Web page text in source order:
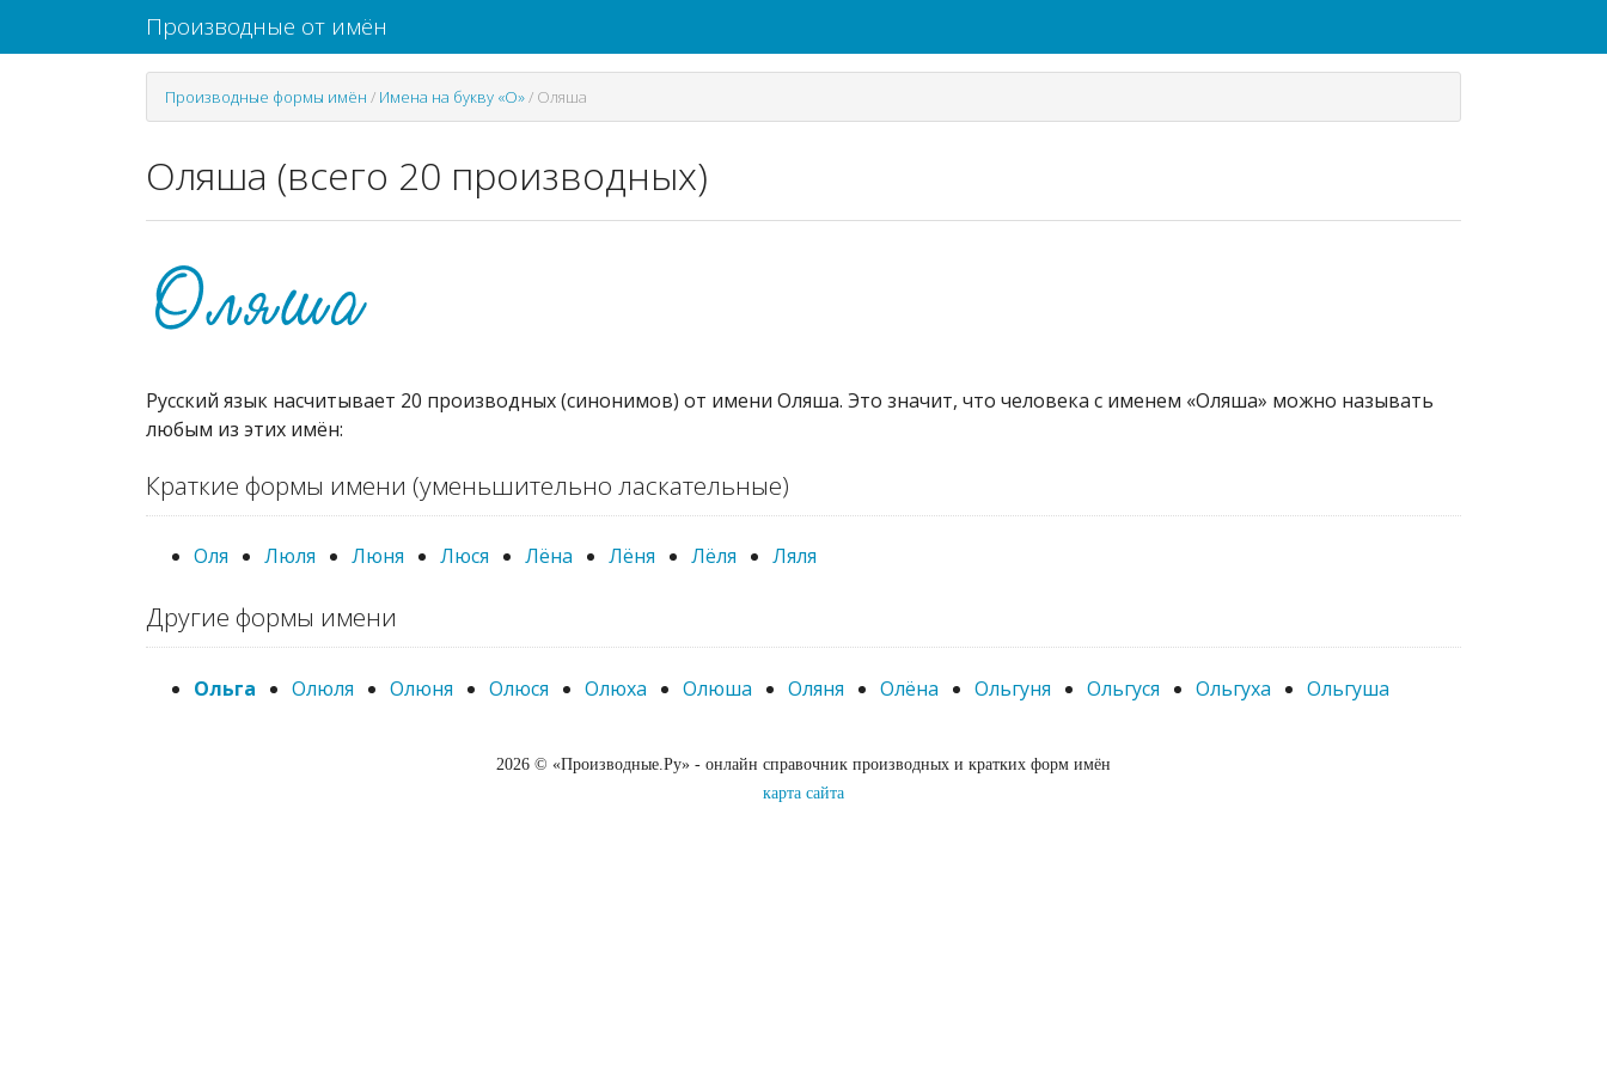
Производные от имён
Производные формы имён / Имена на букву «О»/ Оляша
Оляша (всего 20 производных)
Русский язык насчитывает 20 производных (синонимов) от имени Оляша. Это значит, что человека с именем «Оляша» можно называть
любым из этих имён:
Краткие формы имени (уменьшительно ласкательные)
Оля Люля Люня Люся Лёна Лёня Лёля Ляля
Другие формы имени
Ольга Олюля Олюня Олюся Олюха Олюша Оляня Олёна Ольгуня Ольгуся Ольгуха Ольгуша
2026 © «Производные.Ру» - онлайн справочник производных и кратких форм имён
карта сайта